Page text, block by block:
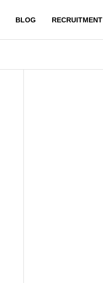
BLOG RECRUITMENT